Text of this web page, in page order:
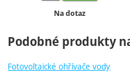
Dostupnost:
Na dotaz
Podobné produkty
Fotovoltaické ohřívače vody